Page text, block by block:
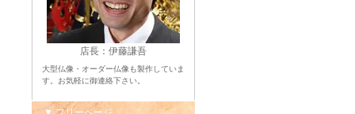
店長：伊藤謙吾
大型仏像・オーダー仏像も製作していま
す。お気軽に御連絡下さい。